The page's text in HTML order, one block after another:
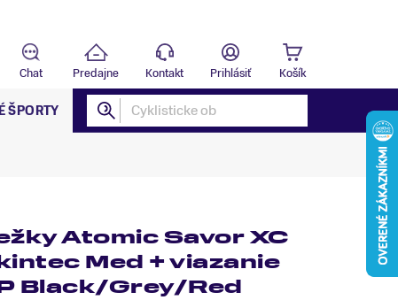
Chat Predajne Kontakt Prihlásiť Košík
ŠPORTY
Atomic Savor XC
Med + viazanie
Black/Grey/Red